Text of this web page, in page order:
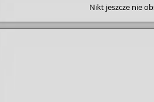
własnego dziecka. Jednak, to okrutna
polecam tę książkę. Myślę, że pod jej
staje się bardziej wrażliwy na los
Nikt jeszcze nie